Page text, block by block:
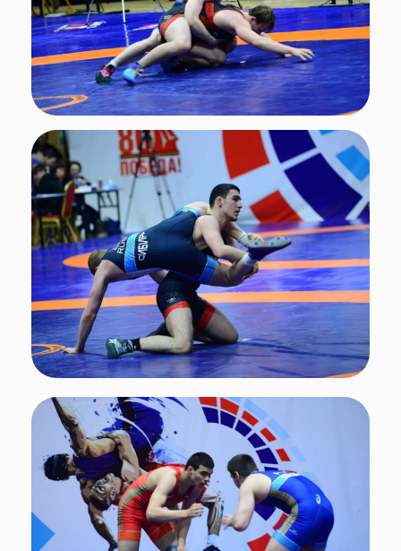
Фото: Федерация санного спорта России
Итоги
С результатами соревнований можно
ознакомиться по ссылке.
Первенство России проводится при
поддержке Минспорта России.
Поделиться
Подписывайтесь
на нас в социальных сетях!